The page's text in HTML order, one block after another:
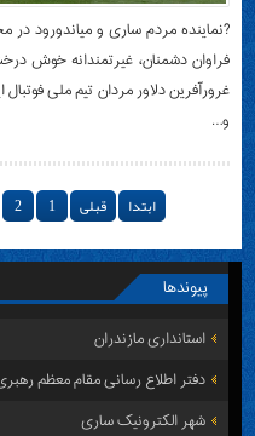
?نماینده مردم ساری و میاندورود
فراوان دشمنان، غیرتمندانه خوش
غرورآفرین دلاور مردان تیم ملی فوتبال
و…
ابتدا قبلی 1
2
پیوندها
استانداری مازندران
دفتر اطلاع رسانی مقام معظم
شهر الکترونیک ساری